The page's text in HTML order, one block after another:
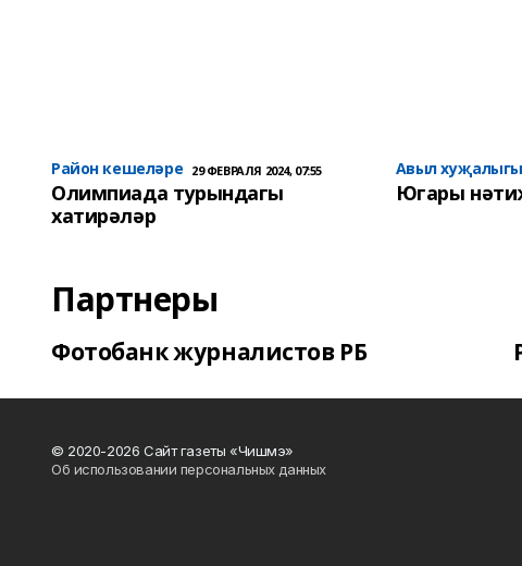
Район кешеләре 29 ФЕВРАЛЯ 2024, 07:55
Олимпиада турындагы
хатирәләр
Авыл хуҗалыгы
Югары
Партнеры
Фотобанк журналистов РБ
© 2020-2026 Сайт газеты «Чишмэ»
Об использовании персональных данных